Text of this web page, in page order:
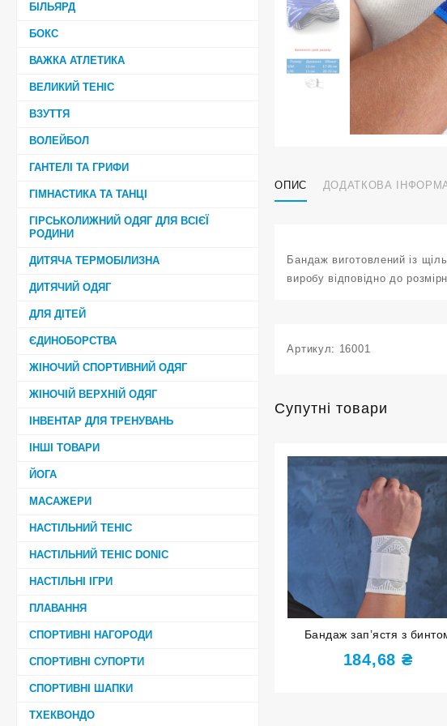
БІЛЬЯРД
БОКС
ВАЖКА АТЛЕТИКА
ВЕЛИКИЙ ТЕНІС
ВЗУТТЯ
ВОЛЕЙБОЛ
ГАНТЕЛІ ТА ГРИФИ
ГІМНАСТИКА ТА ТАНЦІ
ГІРСЬКОЛИЖНИЙ ОДЯГ ДЛЯ ВСІЄЇ
РОДИНИ
ДИТЯЧА ТЕРМОБІЛИЗНА
ДИТЯЧИЙ ОДЯГ
ДЛЯ ДІТЕЙ
ЄДИНОБОРСТВА
ЖІНОЧИЙ СПОРТИВНИЙ ОДЯГ
ЖІНОЧІЙ ВЕРХНІЙ ОДЯГ
ІНВЕНТАР ДЛЯ ТРЕНУВАНЬ
ІНШІ ТОВАРИ
ЙОГА
МАСАЖЕРИ
НАСТІЛЬНИЙ ТЕНІС
НАСТІЛЬНИЙ ТЕНІС DONIC
НАСТІЛЬНІ ІГРИ
ПЛАВАННЯ
СПОРТИВНІ НАГОРОДИ
СПОРТИВНІ СУПОРТИ
СПОРТИВНІ ШАПКИ
ТХЕКВОНДО
ОПИС ДОДАТКОВА
Бандаж виготовлений із
виробу відповідно до
Артикул: 16001
Супутні товари
Бандаж зап’ястя з
сірий розмір S-M ST-7151-
184,68 ₴